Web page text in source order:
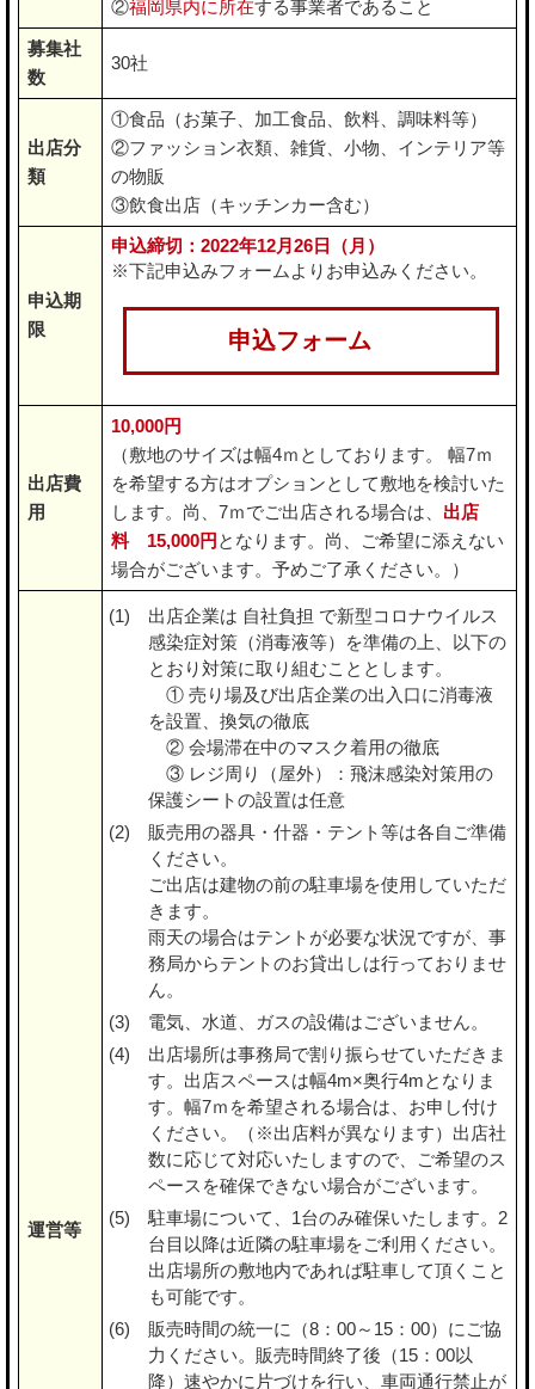
②福岡県内に所在する事業者であること
募集社
数
30社
出店分
類
①食品（お菓子、加工食品、飲料、調味料等）
②ファッション衣類、雑貨、小物、インテリア等
の物販
③飲食出店（キッチンカー含む）
申込期
限
申込締切：2022年12月26日（月）
※下記申込みフォームよりお申込みください。
申込フォーム
出店費
用
10,000円
（敷地のサイズは幅4ｍとしております。 幅7ｍ
を希望する方はオプションとして敷地を検討いた
します。尚、7ｍでご出店される場合は、 出店
料 15,000円 となります。尚、ご希望に添えない
場合がございます。予めご了承ください。）
運営等
出店企業は 自社負担 で新型コロナウイルス
感染症対策（消毒液等）を準備の上、以下の
とおり対策に取り組むこととします。
① 売り場及び出店企業の出入口に消毒液
を設置、換気の徹底
② 会場滞在中のマスク着用の徹底
③ レジ周り（屋外）：飛沫感染対策用の
保護シートの設置は任意
販売用の器具・什器・テント等は各自ご準備
ください。
ご出店は建物の前の駐車場を使用していただ
きます。
雨天の場合はテントが必要な状況ですが、事
務局からテントのお貸出しは行っておりませ
ん。
電気、水道、ガスの設備はございません。
出店場所は事務局で割り振らせていただきま
す。出店スペースは幅4m×奥行4mとなりま
す。幅7ｍを希望される場合は、お申し付け
ください。（※出店料が異なります）出店社
数に応じて対応いたしますので、ご希望のス
ペースを確保できない場合がございます。
駐車場について、1台のみ確保いたします。2
台目以降は近隣の駐車場をご利用ください。
出店場所の敷地内であれば駐車して頂くこと
も可能です。
販売時間の統一に（8：00～15：00）にご協
力ください。販売時間終了後（15：00以
降）速やかに片づけを行い、車両通行禁止が